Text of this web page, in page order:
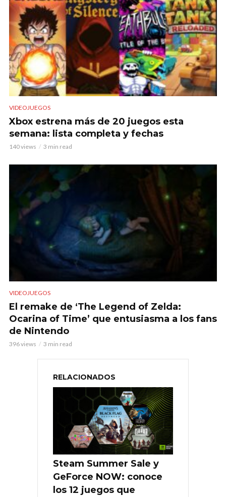
VIDEOJUEGOS
Xbox estrena más de 20 juegos esta
semana: lista completa y fechas
140 views 3 min read
VIDEOJUEGOS
El remake de ‘The Legend of Zelda:
Ocarina of Time’ que entusiasma a los fans
de Nintendo
396 views 3 min read
RELACIONADOS
Steam Summer Sale y
GeForce NOW: conoce
los 12 juegos que